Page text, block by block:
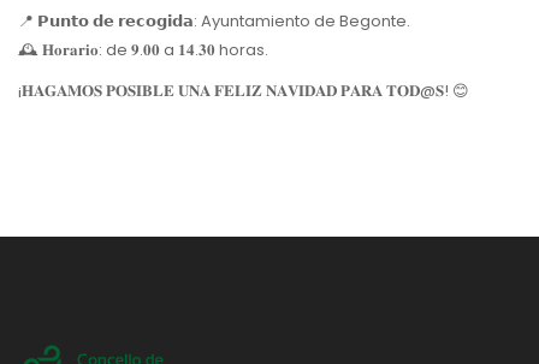
📍 𝗣𝘂𝗻𝘁𝗼 𝗱𝗲 𝗿𝗲𝗰𝗼𝗴𝗶𝗱𝗮: Ayuntamiento de Begonte.
🕰 𝐇𝐨𝐫𝐚𝐫𝐢𝐨: de 𝟗.𝟎𝟎 a 𝟏𝟒.𝟑𝟎 horas.
¡𝐇𝐀𝐆𝐀𝐌𝐎𝐒 𝐏𝐎𝐒𝐈𝐁𝐋𝐄 𝐔𝐍𝐀 𝐅𝐄𝐋𝐈𝐙 𝐍𝐀𝐕𝐈𝐃𝐀𝐃 𝐏𝐀𝐑𝐀 𝐓𝐎𝐃@𝐒! 😊